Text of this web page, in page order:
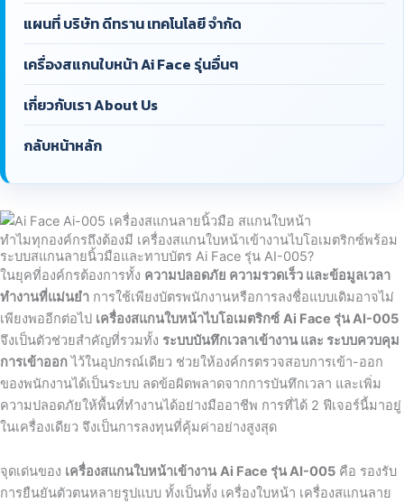
แผนที่ บริษัท ดีทราน เทคโนโลยี จำกัด
เครื่องสแกนใบหน้า Ai Face รุ่นอื่นๆ
เกี่ยวกับเรา About Us
กลับหน้าหลัก
ทำไมทุกองค์กรถึงต้องมี เครื่องสแกนใบหน้าเข้างานไบโอเมตริกซ์พร้อม
ระบบสแกนลายนิ้วมือและทาบบัตร Ai Face รุ่น AI-005?
ในยุคที่องค์กรต้องการทั้ง ความปลอดภัย ความรวดเร็ว และข้อมูลเวลา
ทำงานที่แม่นยำ การใช้เพียงบัตรพนักงานหรือการลงชื่อแบบเดิมอาจไม่
เพียงพออีกต่อไป เครื่องสแกนใบหน้าไบโอเมตริกซ์ Ai Face รุ่น AI-005
จึงเป็นตัวช่วยสำคัญที่รวมทั้ง ระบบบันทึกเวลาเข้างาน และ ระบบควบคุม
การเข้าออกไว้ในอุปกรณ์เดียว ช่วยให้องค์กรตรวจสอบการเข้า-ออก
ของพนักงานได้เป็นระบบ ลดข้อผิดพลาดจากการบันทึกเวลา และเพิ่ม
ความปลอดภัยให้พื้นที่ทำงานได้อย่างมืออาชีพ การที่ได้ 2 ฟีเจอร์นี้มาอยู่
ในเครื่องเดียว จึงเป็นการลงทุนที่คุ้มค่าอย่างสูงสุด
จุดเด่นของ เครื่องสแกนใบหน้าเข้างาน Ai Face รุ่น AI-005 คือ รองรับ
การยืนยันตัวตนหลายรูปแบบ ทั้งเป็นทั้ง เครื่องใบหน้า เครื่องสแกนลาย